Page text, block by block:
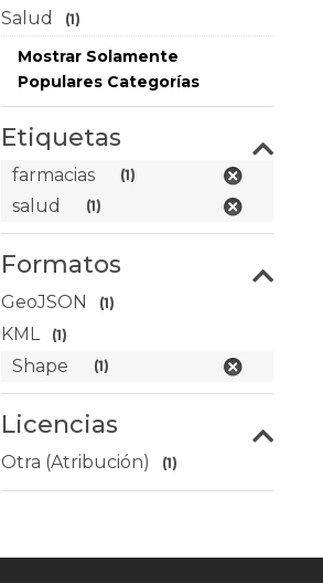
Salud (1)
Mostrar Solamente
Populares Categorías
Etiquetas
farmacias (1)
salud (1)
Formatos
GeoJSON (1)
KML (1)
Shape (1)
Licencias
Otra (Atribución) (1)